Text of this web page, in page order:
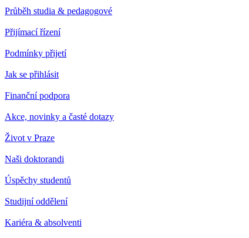
Průběh studia & pedagogové
Přijímací řízení
Podmínky přijetí
Jak se přihlásit
Finanční podpora
Akce, novinky a časté dotazy
Život v Praze
Naši doktorandi
Úspěchy studentů
Studijní oddělení
Kariéra & absolventi